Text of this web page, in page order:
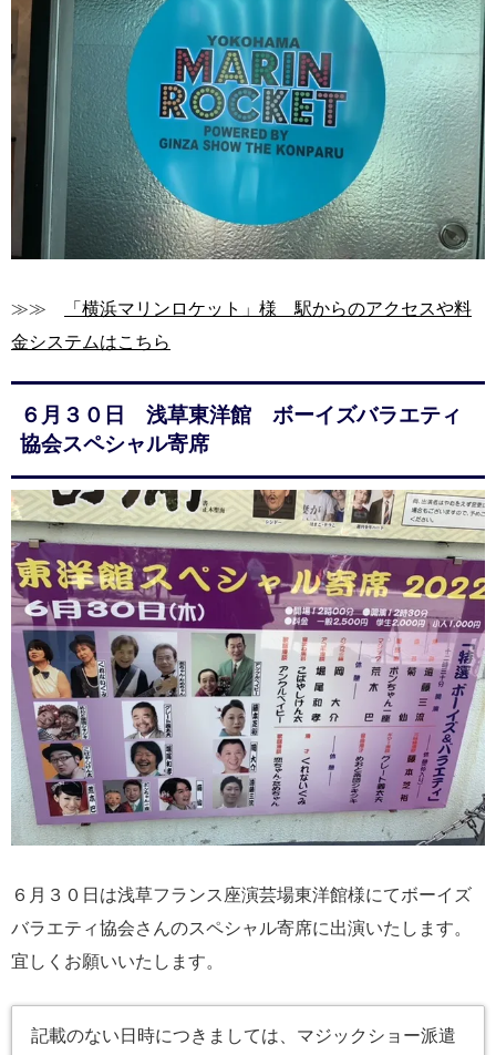
≫≫
「横浜マリンロケット」様 駅からのアクセスや料
金システムはこちら
６月３０日 浅草東洋館 ボーイズバラエティ
協会スペシャル寄席
６月３０日は浅草フランス座演芸場東洋館様にてボーイズ
バラエティ協会さんのスペシャル寄席に出演いたします。
宜しくお願いいたします。
記載のない日時につきましては、マジックショー派遣